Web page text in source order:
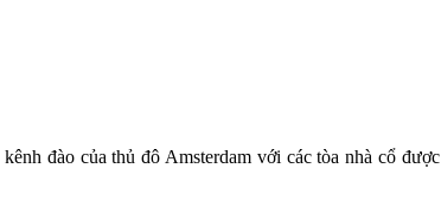
đào của thủ đô Amsterdam với các tòa nhà cổ được